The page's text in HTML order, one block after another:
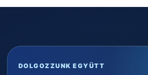
DOLGOZZUNK EGYÜTT